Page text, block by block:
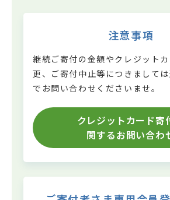
注意事項
継続ご寄付の金額やクレジット
更、ご寄付中止等につきましては
でお問い合わせくださいませ。
クレジットカード寄
関するお問い合わ